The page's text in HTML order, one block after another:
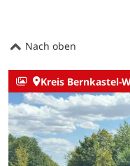
Nach oben
Kreis Bernkastel-